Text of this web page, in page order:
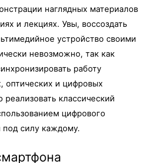
наглядных материалов
и лекциях. Увы, воссоздать
устройство своими
невозможно, так как
работу
оптических и цифровых
реализовать классический
цифрового
под силу каждому.